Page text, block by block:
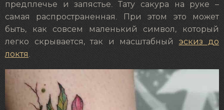
предплечье и запястье. Тату сакура на руке –
самая распространенная. При этом это может
быть, как совсем маленький символ, который
легко скрывается, так и масштабныйэскиз до
локтя